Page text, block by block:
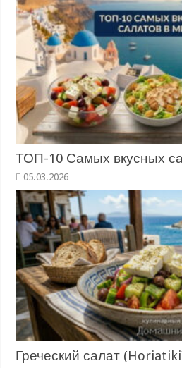
ТОП-10 Самых вкусных
05.03.2026
Греческий салат